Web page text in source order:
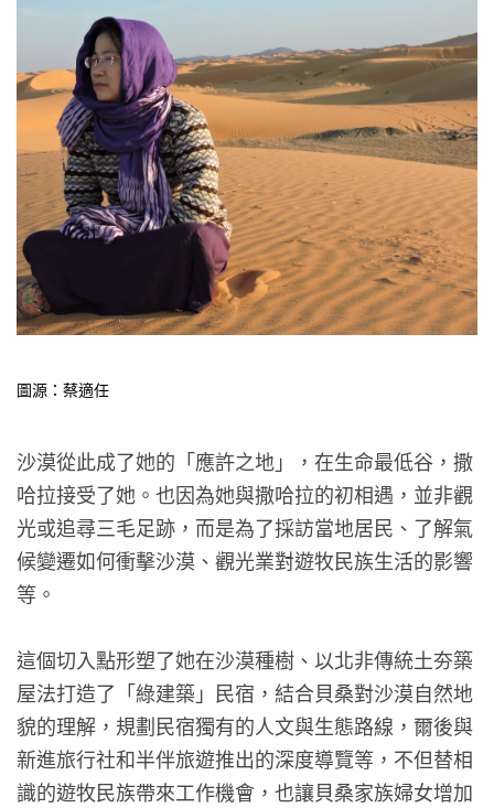
圖源：蔡適任
沙漠從此成了她的「應許之地」，在生命最低谷，撒
哈拉接受了她。也因為她與撒哈拉的初相遇，並非觀
光或追尋三毛足跡，而是為了採訪當地居民、了解氣
候變遷如何衝擊沙漠、觀光業對遊牧民族生活的影響
等。
這個切入點形塑了她在沙漠種樹、以北非傳統土夯築
屋法打造了「綠建築」民宿，結合貝桑對沙漠自然地
貌的理解，規劃民宿獨有的人文與生態路線，爾後與
新進旅行社和半伴旅遊推出的深度導覽等，不但替相
識的遊牧民族帶來工作機會，也讓貝桑家族婦女增加